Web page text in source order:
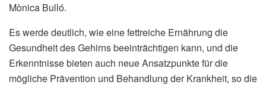
Mònica Bulló.
Es werde deutlich, wie eine fettreiche Ernährung die
Gesundheit des Gehirns beeinträchtigen kann, und die
Erkenntnisse bieten auch neue Ansatzpunkte für die
mögliche Prävention und Behandlung der Krankheit, so die